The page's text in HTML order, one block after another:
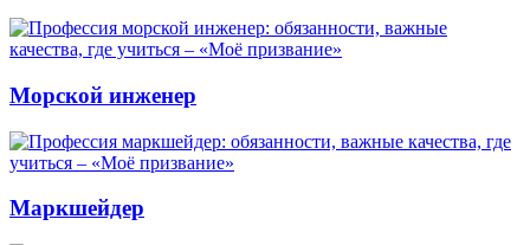
Морской инженер
Маркшейдер